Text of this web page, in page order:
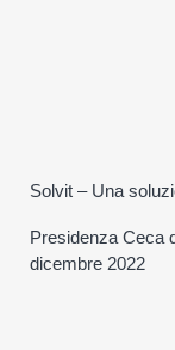
Solvit – Una
Presidenza Ceca
dicembre 2022